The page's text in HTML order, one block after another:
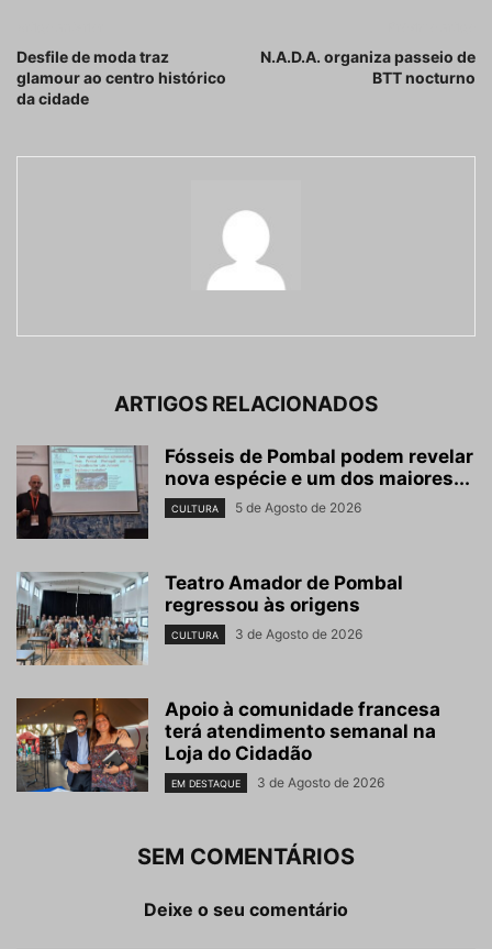
Desfile de moda traz
glamour ao centro histórico
da cidade
N.A.D.A. organiza passeio de
BTT nocturno
ARTIGOS RELACIONADOS
Fósseis de Pombal podem revelar
nova espécie e um dos maiores...
CULTURA 5 de Agosto de 2026
Teatro Amador de Pombal
regressou às origens
CULTURA 3 de Agosto de 2026
Apoio à comunidade francesa
terá atendimento semanal na
Loja do Cidadão
EM DESTAQUE 3 de Agosto de 2026
SEM COMENTÁRIOS
Deixe o seu comentário